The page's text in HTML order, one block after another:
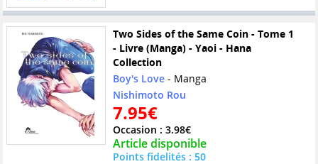
Two Sides of the Same Coin - Tome 1
- Livre (Manga) - Yaoi - Hana
Collection
Boy's Love- Manga
Nishimoto Rou
7.95€
Occasion : 3.98€
Article disponible
Points fidelités : 50